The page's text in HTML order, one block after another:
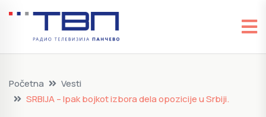
Početna
Vesti
SRBIJA – Ipak bojkot izbora dela opozicije u Srbiji.